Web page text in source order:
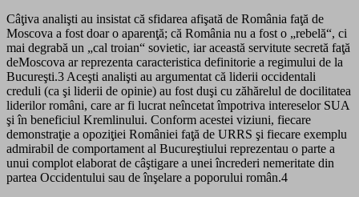
Câţiva analişti au insistat că sfidarea afişată de România faţă de
Moscova a fost doar o aparenţă; că România nu a fost o „rebelă“, ci
mai degrabă un „cal troian“ sovietic, iar această servitute secretă faţă
deMoscova ar reprezenta caracteristica definitorie a regimului de la
Bucureşti.3 Aceşti analişti au argumentat că liderii occidentali
creduli (ca şi liderii de opinie) au fost duşi cu zăhărelul de docilitatea
liderilor români, care ar fi lucrat neîncetat împotriva intereselor SUA
şi în beneficiul Kremlinului. Conform acestei viziuni, fiecare
demonstraţie a opoziţiei României faţă de URRS şi fiecare exemplu
admirabil de comportament al Bucureştiului reprezentau o parte a
unui complot elaborat de câştigare a unei încrederi nemeritate din
partea Occidentului sau de înşelare a poporului român.4